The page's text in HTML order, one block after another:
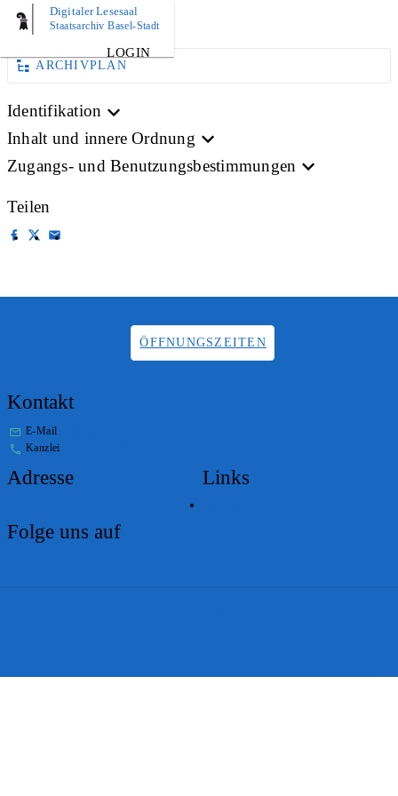
Digitaler Lesesaal
Staatsarchiv Basel-Stadt
LOGIN
BILD
ARCHIVPLAN
Identifikation
Inhalt und innere Ordnung
Zugangs- und Benutzungsbestimmungen
Teilen
ÖFFNUNGSZEITEN
Kontakt
E-Mail
Kanzlei
Adresse Links
Folge uns auf